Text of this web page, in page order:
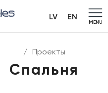
LV EN
MENU
/ Проекты
Спальня